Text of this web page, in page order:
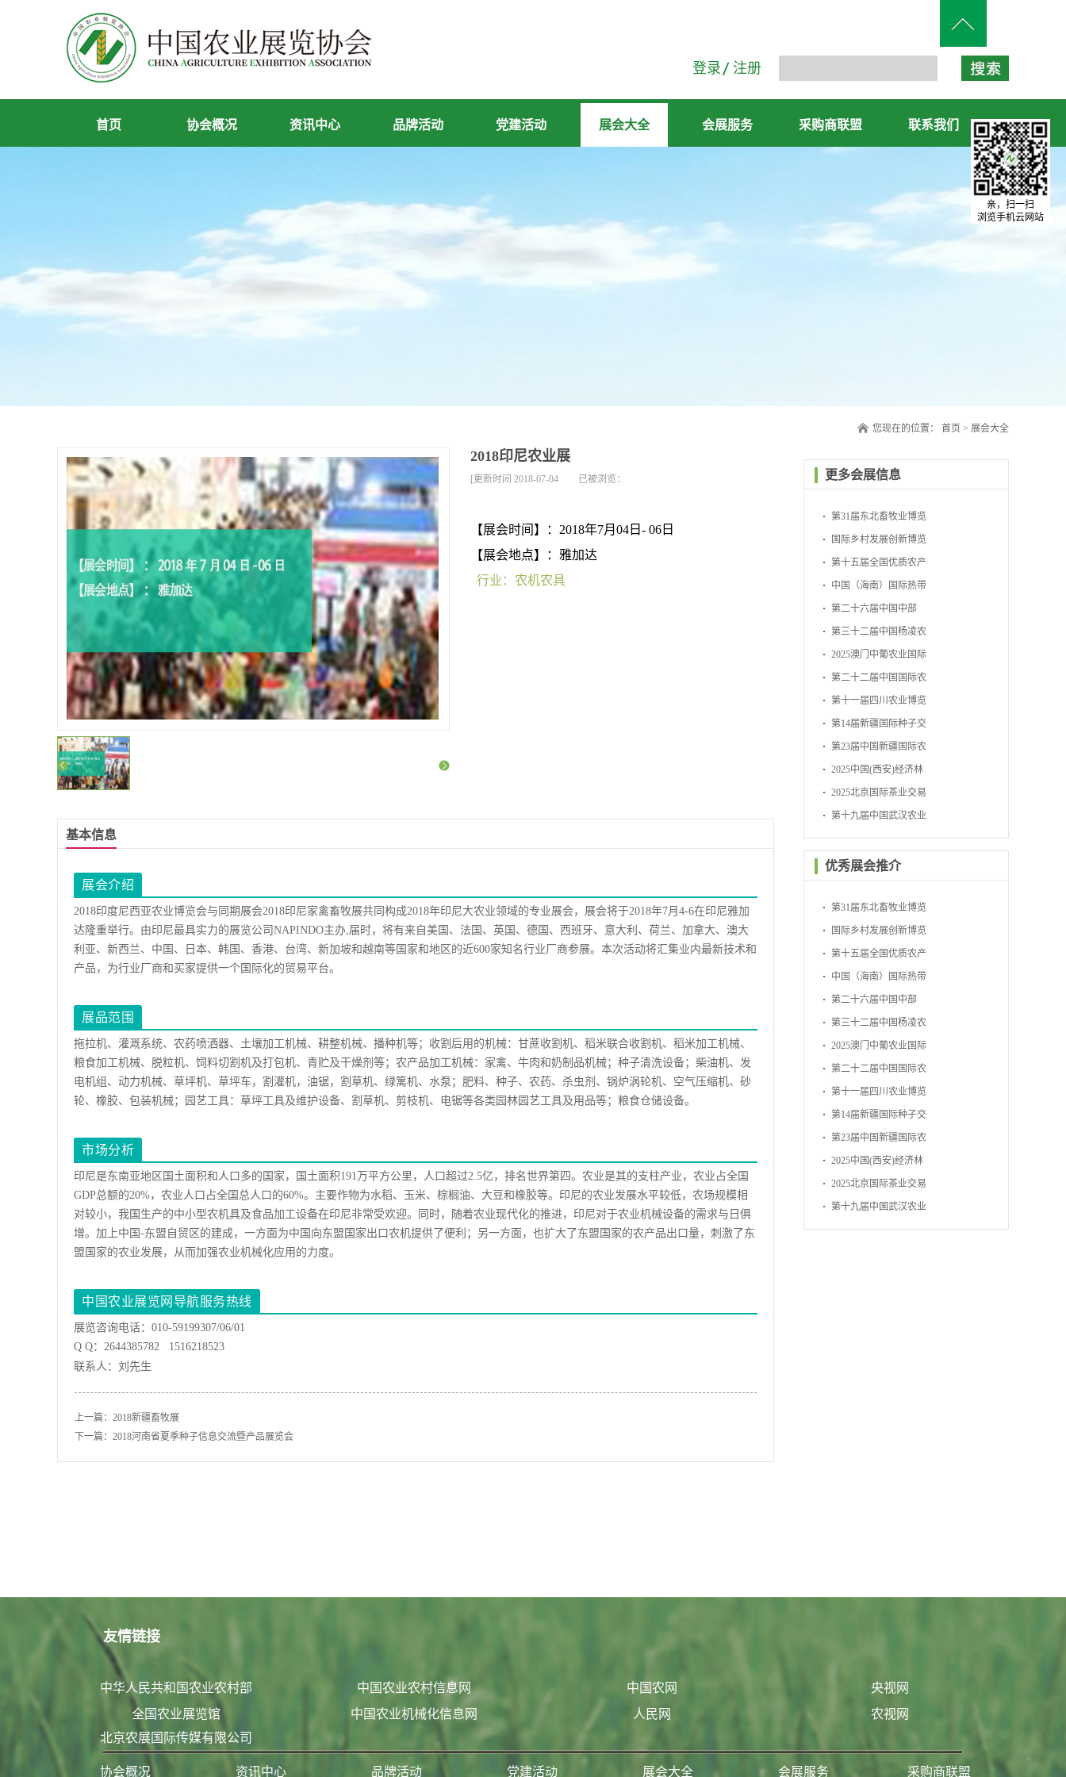
登录 注册
首页 协会概况 资讯中心 品牌活动 党建活动 展会大全 会展服务 采购商联盟 联系我们
您现在的位置： 首页 > 展会大全
更多会展信息
第31届东北畜牧业博览
会 国际乡村发展创新博览
会第十五届全国优质农产
品展销周
中国（海南）国际热带
农产品冬季交易会
第二十六届中国中部
（湖南）农业博览会
第三十二届中国杨凌农
业高新科技成果博览会
2025澳门中葡农业国际
博览会
第二十二届中国国际农
产品交易会
第十一届四川农业博览
会第14届新疆国际种子交
易会第23届中国新疆国际农
业博览会
2025中国(西安)经济林
暨林下经济产业博览会
2025北京国际茶业交易
博览会
第十九届中国武汉农业
博览会
优秀展会推介
第31届东北畜牧业博览
会 国际乡村发展创新博览
会第十五届全国优质农产
品展销周
中国（海南）国际热带
农产品冬季交易会
第二十六届中国中部
（湖南）农业博览会
第三十二届中国杨凌农
业高新科技成果博览会
2025澳门中葡农业国际
博览会
第二十二届中国国际农
产品交易会
第十一届四川农业博览
会第14届新疆国际种子交
易会第23届中国新疆国际农
业博览会
2025中国(西安)经济林
暨林下经济产业博览会
2025北京国际茶业交易
博览会
第十九届中国武汉农业
博览会
2018印尼农业展
[更新时间 2018-07-04 已被浏览：
【展会时间】：2018年7月04日- 06日
【展会地点】：雅加达
行业：农机农具
基本信息
展会介绍
2018印度尼西亚农业博览会与同期展会2018印尼家禽畜牧展共同构成2018年印尼大农业领域的专业展会，展会将于2018年7月4-6在印尼雅加
达隆重举行。由印尼最具实力的展览公司NAPINDO主办,届时，将有来自美国、法国、英国、德国、西班牙、意大利、荷兰、加拿大、澳大
利亚、新西兰、中国、日本、韩国、香港、台湾、新加坡和越南等国家和地区的近600家知名行业厂商参展。本次活动将汇集业内最新技术和
产品，为行业厂商和买家提供一个国际化的贸易平台。
展品范围
拖拉机、灌溉系统、农药喷洒器、土壤加工机械、耕整机械、播种机等；收割后用的机械：甘蔗收割机、稻米联合收割机、稻米加工机械、
粮食加工机械、脱粒机、饲料切割机及打包机、青贮及干燥剂等；农产品加工机械：家禽、牛肉和奶制品机械；种子清洗设备；柴油机、发
电机组、动力机械、草坪机、草坪车，割灌机，油锯，割草机、绿篱机、水泵；肥料、种子、农药、杀虫剂、锅炉涡轮机、空气压缩机、砂
轮、橡胶、包装机械；园艺工具：草坪工具及维护设备、割草机、剪枝机、电锯等各类园林园艺工具及用品等；粮食仓储设备。
市场分析
印尼是东南亚地区国土面积和人口多的国家，国土面积191万平方公里，人口超过2.5亿，排名世界第四。农业是其的支柱产业，农业占全国
GDP总额的20%，农业人口占全国总人口的60%。主要作物为水稻、玉米、棕榈油、大豆和橡胶等。印尼的农业发展水平较低，农场规模相
对较小，我国生产的中小型农机具及食品加工设备在印尼非常受欢迎。同时，随着农业现代化的推进，印尼对于农业机械设备的需求与日俱
增。加上中国-东盟自贸区的建成，一方面为中国向东盟国家出口农机提供了便利；另一方面，也扩大了东盟国家的农产品出口量，刺激了东
盟国家的农业发展，从而加强农业机械化应用的力度。
中国农业展览网导航服务热线
展览咨询电话：010-59199307/06/01
Q Q：2644385782 1516218523
联系人：刘先生
上一篇： 2018新疆畜牧展
下一篇： 2018河南省夏季种子信息交流暨产品展览会
友情链接
中华人民共和国农业农村部
全国农业展览馆
北京农展国际传媒有限公司
中国农业农村信息网
中国农业机械化信息网
中国农网
人民网
央视网
农视网
协会概况 资讯中心 品牌活动 党建活动 展会大全 会展服务 采购商联盟
亲，扫一扫
浏览手机云网站